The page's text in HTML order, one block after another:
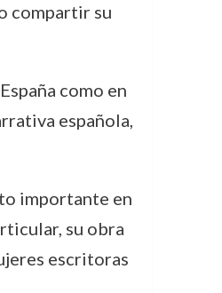
compartir su
como en
española,
importante en
su obra
escritoras